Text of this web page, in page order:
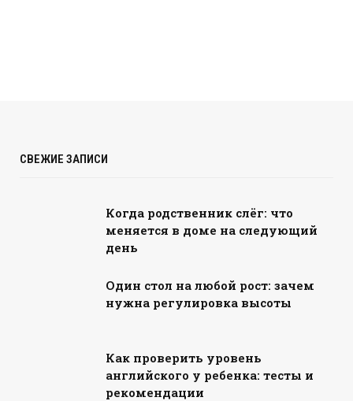
СВЕЖИЕ ЗАПИСИ
Когда родственник слёг: что
меняется в доме на следующий
день
Один стол на любой рост: зачем
нужна регулировка высоты
Как проверить уровень
английского у ребенка: тесты и
рекомендации